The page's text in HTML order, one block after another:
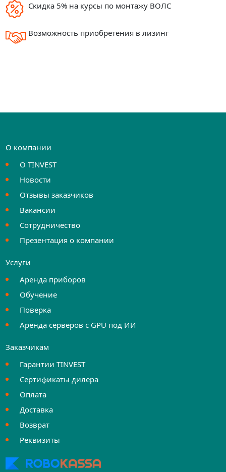
Скидка 5% на курсы по монтажу ВОЛС
Возможность приобретения в лизинг
О компании
О TINVEST
Новости
Отзывы заказчиков
Вакансии
Сотрудничество
Презентация о компании
Услуги
Аренда приборов
Обучение
Поверка
Аренда серверов с GPU под ИИ
Заказчикам
Гарантии TINVEST
Сертификаты дилера
Оплата
Доставка
Возврат
Реквизиты